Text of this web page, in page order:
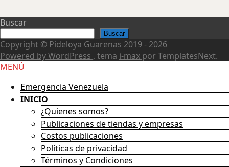
Buscar
Buscar
Copyright © Pideloya Guarenas 2019 - 2026
Powered by WordPress , tema i-max por TemplatesNext.
Scroll
MENÚ
Emergencia Venezuela
INICIO
¿Quienes somos?
Publicaciones de tiendas y empresas
Costos publicaciones
Políticas de privacidad
Términos y Condiciones